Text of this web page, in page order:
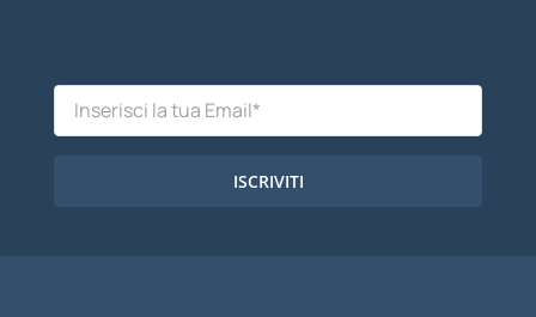
ISCRIVITI